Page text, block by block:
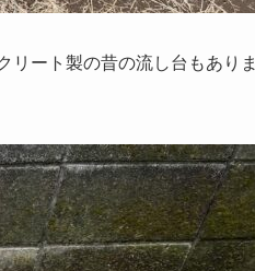
リート製の昔の流し台もありま